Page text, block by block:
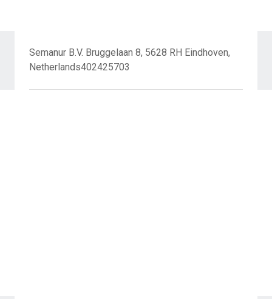
Semanur B.V. Bruggelaan 8, 5628 RH Eindhoven,
Netherlands402425703